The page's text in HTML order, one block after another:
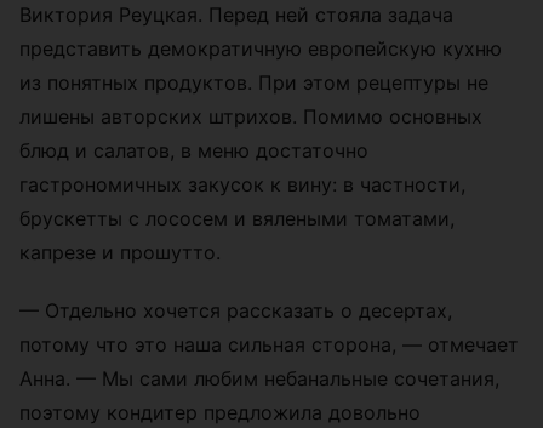
Виктория Реуцкая. Перед ней стояла задача
представить демократичную европейскую кухню
из понятных продуктов. При этом рецептуры не
лишены авторских штрихов. Помимо основных
блюд и салатов, в меню достаточно
гастрономичных закусок к вину: в частности,
брускетты с лососем и вялеными томатами,
капрезе и прошутто.
— Отдельно хочется рассказать о десертах,
потому что это наша сильная сторона, — отмечает
Анна. — Мы сами любим небанальные сочетания,
поэтому кондитер предложила довольно